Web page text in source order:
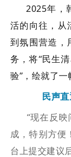
2025年，
活的向往，从
到氛围营造，
务，将“民生
验”，绘就了一
民声
“现在反
成，特别方便
台上提交建议